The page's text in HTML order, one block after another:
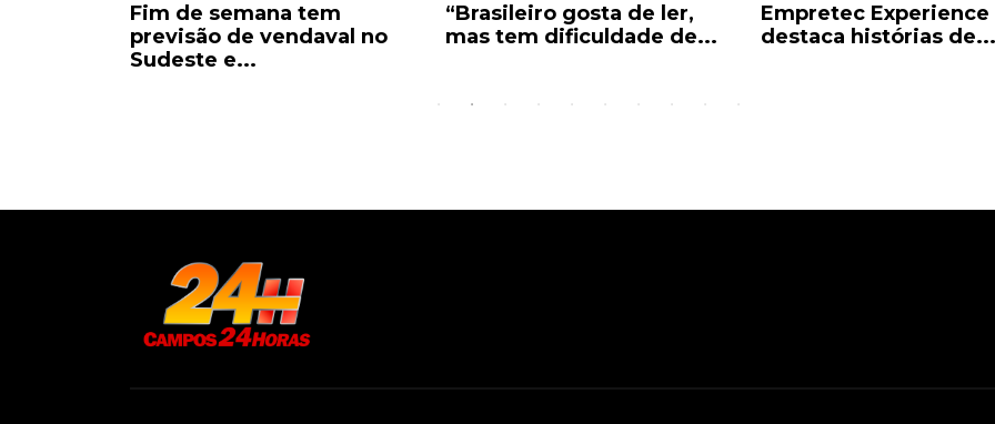
Fim de semana tem
previsão de vendaval no
Sudeste e...
“Brasileiro gosta de ler,
mas tem dificuldade de...
Empretec Experience
destaca histórias de...